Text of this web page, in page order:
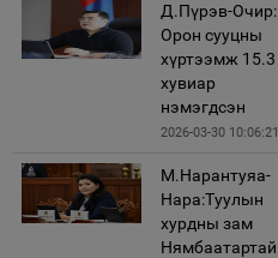
Д.Пүрэв-Очир:
Орон сууцны
хүртээмж 15.3
хувиар
нэмэгдсэн
2026-03-30 10:06:21
М.Нарантуяа-
Нара:Туулын
хурдны зам
Нямбаатартай